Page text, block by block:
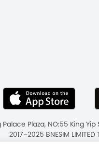
Plaza, NO:55 King
2017–2025 BNESIM